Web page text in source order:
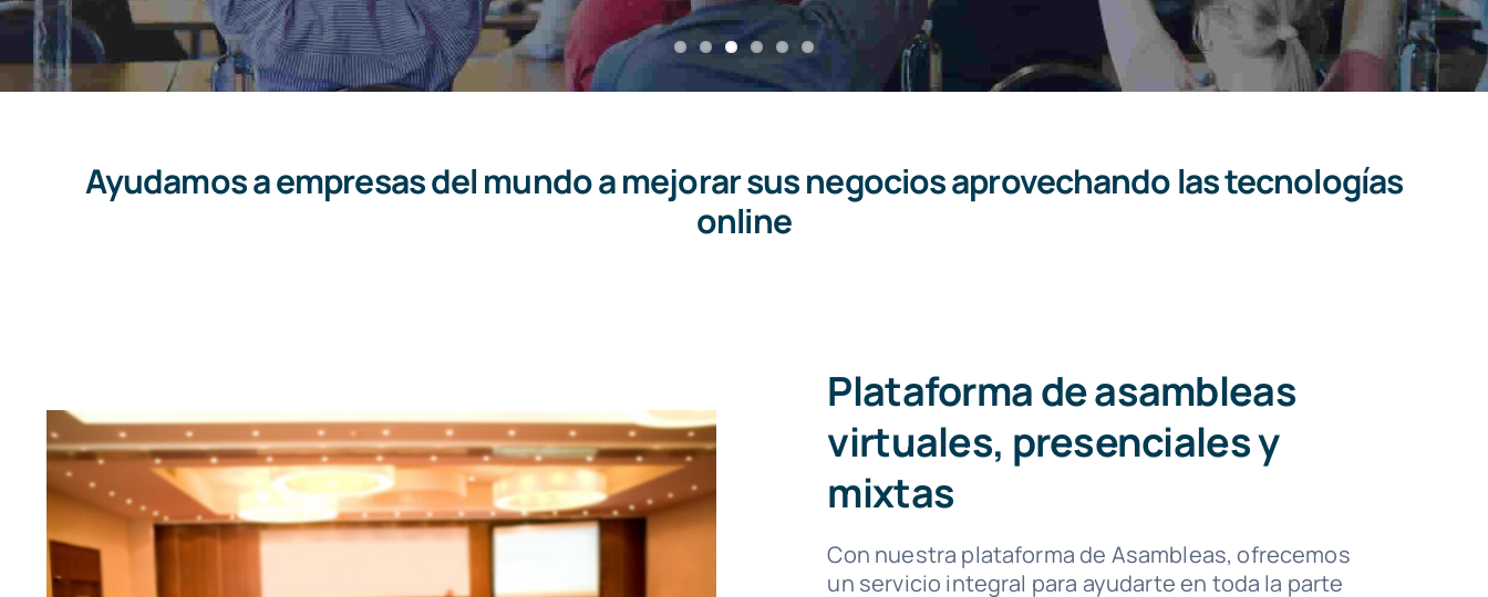
Ayudamos a empresas del mundo a mejorar sus negocios aprovechando las tecnologías
online
Plataforma de asambleas
virtuales, presenciales y
mixtas
Con nuestra plataforma de Asambleas, ofrecemos
un servicio integral para ayudarte en toda la parte